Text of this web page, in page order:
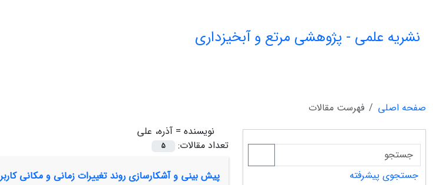
نشریه علمی - پژوهشی مرتع و آبخیزداری
صفحه اصلی
فهرست مقالات
نویسنده = آذره، علی
تعداد مقالات:
5
پیش بینی و آشکارسازی روند تغییرات زمانی و مکانی
جستجوی پیشرفته